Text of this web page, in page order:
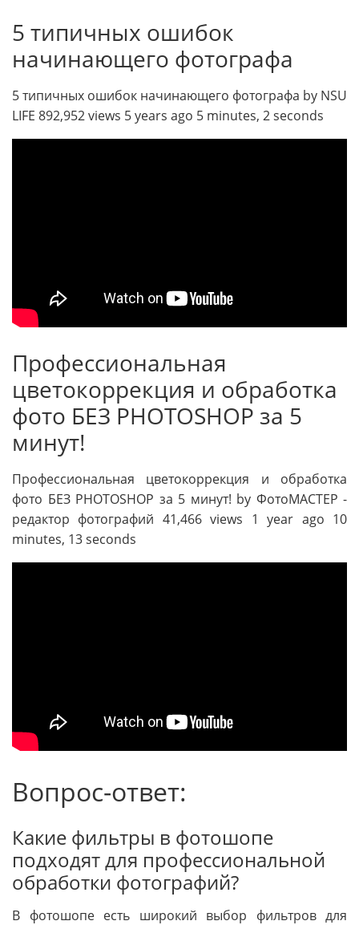
5 типичных ошибок
начинающего фотографа
5 типичных ошибок начинающего фотографа by NSU
LIFE 892,952 views 5 years ago 5 minutes, 2 seconds
Профессиональная
цветокоррекция и обработка
фото БЕЗ PHOTOSHOP за 5
минут!
Профессиональная цветокоррекция и обработка
фото БЕЗ PHOTOSHOP за 5 минут! by ФотоМАСТЕР -
редактор фотографий 41,466 views 1 year ago 10
minutes, 13 seconds
Вопрос-ответ:
Какие фильтры в фотошопе
подходят для профессиональной
обработки фотографий?
В фотошопе есть широкий выбор фильтров для